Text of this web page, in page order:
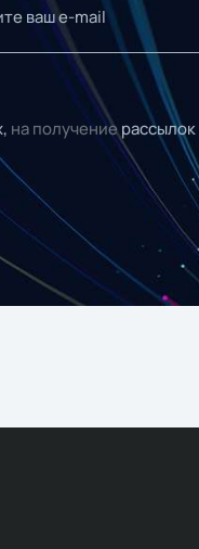
на получениерассылок